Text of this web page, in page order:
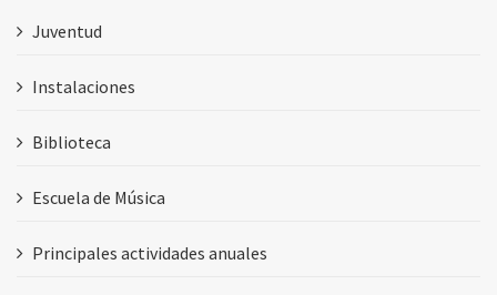
Juventud
Instalaciones
Biblioteca
Escuela de Música
Principales actividades anuales